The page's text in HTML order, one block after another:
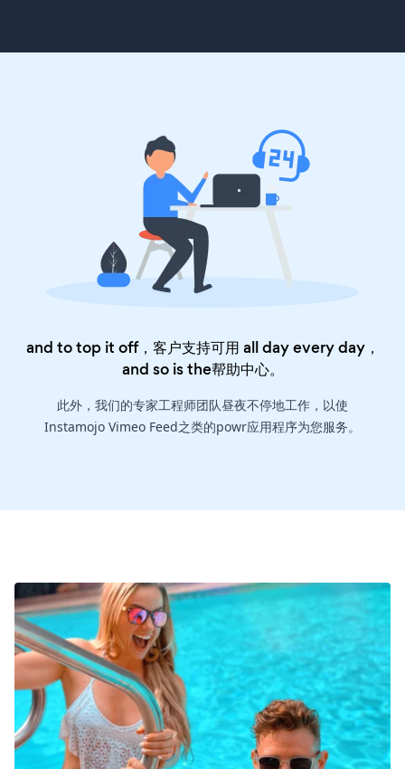
and to top it off，客户支持可用 all day every day，
and so is the帮助中心。
此外，我们的专家工程师团队昼夜不停地工作，以使
Instamojo Vimeo Feed之类的powr应用程序为您服务。